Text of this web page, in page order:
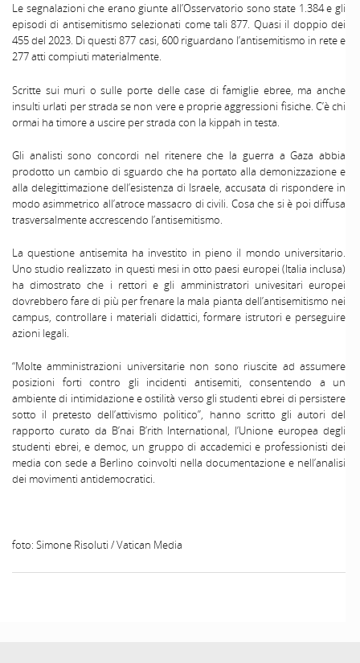
Le segnalazioni che erano giunte all’Osservatorio sono state 1.384 e gli
episodi di antisemitismo selezionati come tali 877. Quasi il doppio dei
455 del 2023. Di questi 877 casi, 600 riguardano l’antisemitismo in rete e
277 atti compiuti materialmente.
Scritte sui muri o sulle porte delle case di famiglie ebree, ma anche
insulti urlati per strada se non vere e proprie aggressioni fisiche. C’è chi
ormai ha timore a uscire per strada con la kippah in testa.
Gli analisti sono concordi nel ritenere che la guerra a Gaza abbia
prodotto un cambio di sguardo che ha portato alla demonizzazione e
alla delegittimazione dell’esistenza di Israele, accusata di rispondere in
modo asimmetrico all’atroce massacro di civili. Cosa che si è poi diffusa
trasversalmente accrescendo l’antisemitismo.
La questione antisemita ha investito in pieno il mondo universitario.
Uno studio realizzato in questi mesi in otto paesi europei (Italia inclusa)
ha dimostrato che i rettori e gli amministratori univesitari europei
dovrebbero fare di più per frenare la mala pianta dell’antisemitismo nei
campus, controllare i materiali didattici, formare istrutori e perseguire
azioni legali.
“Molte amministrazioni universitarie non sono riuscite ad assumere
posizioni forti contro gli incidenti antisemiti, consentendo a un
ambiente di intimidazione e ostilità verso gli studenti ebrei di persistere
sotto il pretesto dell’attivismo politico”, hanno scritto gli autori del
rapporto curato da B’nai B’rith International, l’Unione europea degli
studenti ebrei, e democ, un gruppo di accademici e professionisti dei
media con sede a Berlino coinvolti nella documentazione e nell’analisi
dei movimenti antidemocratici.
foto: Simone Risoluti / Vatican Media